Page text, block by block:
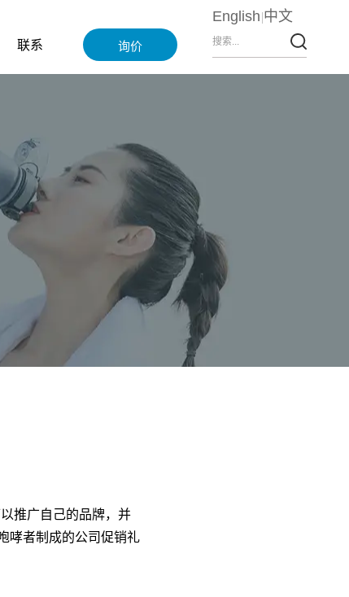
联系 询价
English 中文
推广自己的品牌，并
哮者制成的公司促销礼